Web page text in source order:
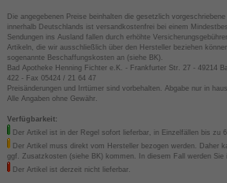
Die angegebenen Preise beinhalten die gesetzlich
innerhalb Deutschlands ist versandkostenfrei bei einem
Sendungen ins Ausland fallen durch erhöhte
Artikeln, die wir ausschließlich über den Hersteller beziehen
sogenannte Beschaffungskosten an (siehe BK).
Bad Apotheke Henning Fichter e.K. - Frankfurter Str. 27 - 49214
422 - Fax 05424 / 21 64 47
Preisänderungen und Irrtümer sind vorbehalten. Abgabe nur in
Alle Angaben ohne Gewähr.
Verfügbarkeit:
Der Artikel ist in der Regel sofort lieferbar, in Einzelfällen bis zu 6
Der Artikel muss direkt vom Hersteller bezogen werden. Daher
ggf. Zusatzkosten (siehe BK) kommen. In diesem Fall werden Sie
Der Artikel ist derzeit nicht lieferbar.